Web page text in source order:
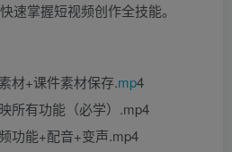
速掌握短视频创作全技能。
材+课件素材保存.mp4
所有功能（必学）.mp4
功能+配音+变声.mp4